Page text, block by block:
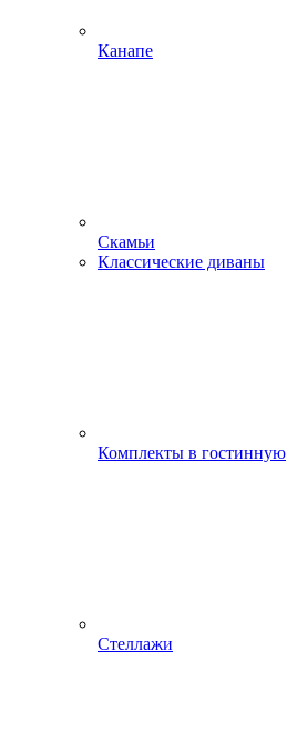
Канапе
Скамьи
Классические диваны
Комплекты в гостинную
Стеллажи